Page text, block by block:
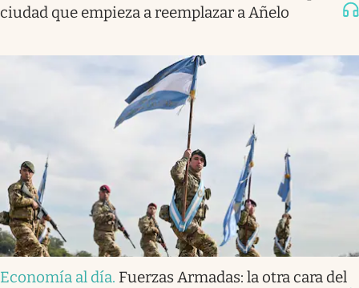
ciudad que empieza a reemplazar a Añelo
Economía al día. Fuerzas Armadas: la otra cara del